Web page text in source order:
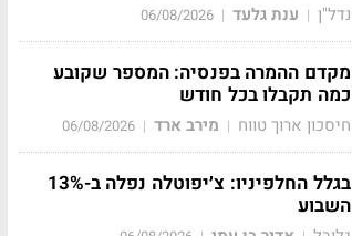
נדל"ן | ענת גלעד |
06/08/2026
מקדם ההמרה בפנסיה: המספר שקובע
כמה תקבלו בכל חודש
חיסכון ארוך טווח | מירב ארד |
06/08/2026
בגלל החלפיניו: צ׳יפוטלה נפלה ב-13%
השבוע